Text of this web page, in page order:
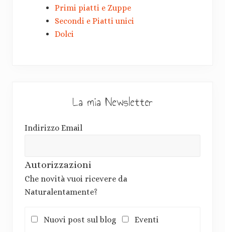
Primi piatti e Zuppe
Secondi e Piatti unici
Dolci
La mia Newsletter
Indirizzo Email
Autorizzazioni
Che novità vuoi ricevere da
Naturalentamente?
Nuovi post sul blog Eventi